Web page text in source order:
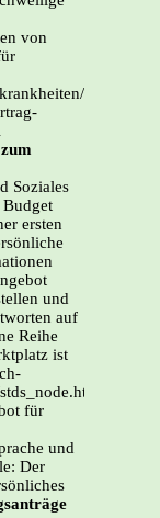
von
Soziales
ersten
und
auf
Reihe
ist
für
und
Der